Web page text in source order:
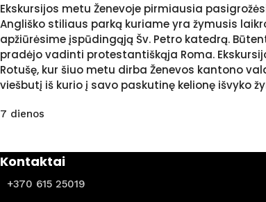
Ekskursijos metu Ženevoje pirmiausia
Angliško stiliaus parką kuriame yra žymusis
apžiūrėsime įspūdingąją Šv. Petro katedrą.
pradėjo vadinti protestantiškąja Roma.
Rotušę, kur šiuo metu dirba Ženevos kantono
viešbutį iš kurio į savo paskutinę kelionę išvyko
7 dienos
Kontaktai
+370 615 25019